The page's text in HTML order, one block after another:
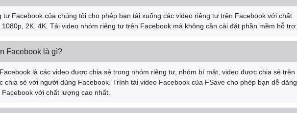
tư Facebook của chúng tôi cho phép bạn tải xuống các video riêng tư trên Facebook với chất
2K, 4K. Tải video nhóm riêng tư trên Facebook mà không cần cài đặt phần mềm hỗ trợ.
Facebook là gì?
là các video được chia sẻ trong nhóm riêng tư, nhóm bí mật, video được chia sẻ trên
chia sẻ với người dùng Facebook. Trình tải video Facebook của FSave cho phép bạn dễ dàng
với chất lượng cao nhất.